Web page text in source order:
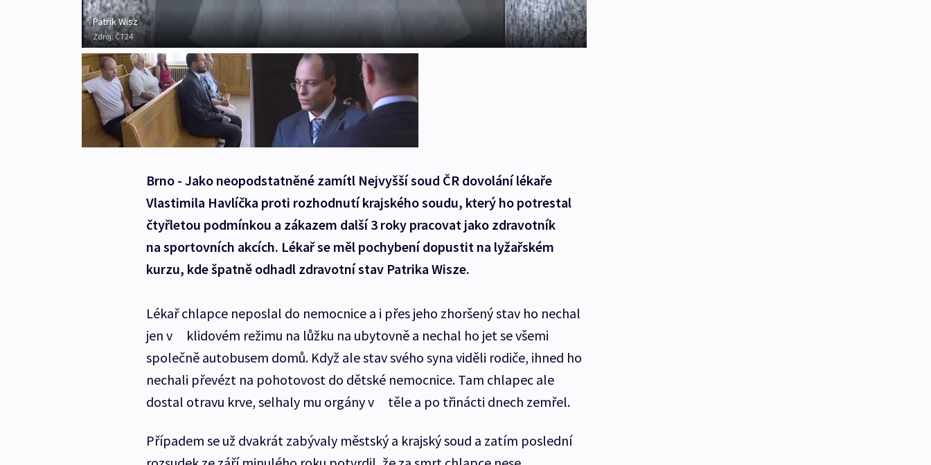
Patrik Wisz
Zdroj:ČT24
Brno - Jako neopodstatněné zamítl Nejvyšší soud ČR dovolání lékaře
Vlastimila Havlíčka proti rozhodnutí krajského soudu, který ho potrestal
čtyřletou podmínkou a zákazem další 3 roky pracovat jako zdravotník
na sportovních akcích. Lékař se měl pochybení dopustit na lyžařském
kurzu, kde špatně odhadl zdravotní stav Patrika Wisze.
Lékař chlapce neposlal do nemocnice a i přes jeho zhoršený stav ho nechal
jen v klidovém režimu na lůžku na ubytovně a nechal ho jet se všemi
společně autobusem domů. Když ale stav svého syna viděli rodiče, ihned ho
nechali převézt na pohotovost do dětské nemocnice. Tam chlapec ale
dostal otravu krve, selhaly mu orgány v těle a po třinácti dnech zemřel.
Případem se už dvakrát zabývaly městský a krajský soud a zatím poslední